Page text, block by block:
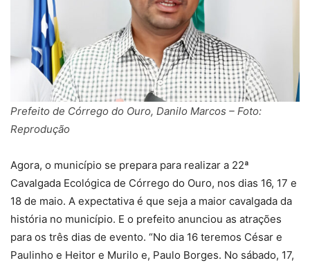
Prefeito de Córrego do Ouro, Danilo Marcos – Foto:
Reprodução
Agora, o município se prepara para realizar a 22ª
Cavalgada Ecológica de Córrego do Ouro, nos dias 16, 17 e
18 de maio. A expectativa é que seja a maior cavalgada da
história no município. E o prefeito anunciou as atrações
para os três dias de evento. “No dia 16 teremos César e
Paulinho e Heitor e Murilo e, Paulo Borges. No sábado, 17,